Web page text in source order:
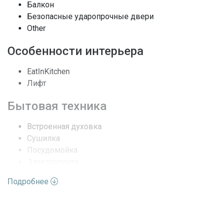
Архитектурный стиль Небоскребы
Безопасность
Балкон
Безопасные ударопрочные двери
Other
Особенности интерьера
EatInKitchen
Лифт
Бытовая техника
Встроенная духовка
Сушилка
Посудомойка
Льдогенератор
Подробнее